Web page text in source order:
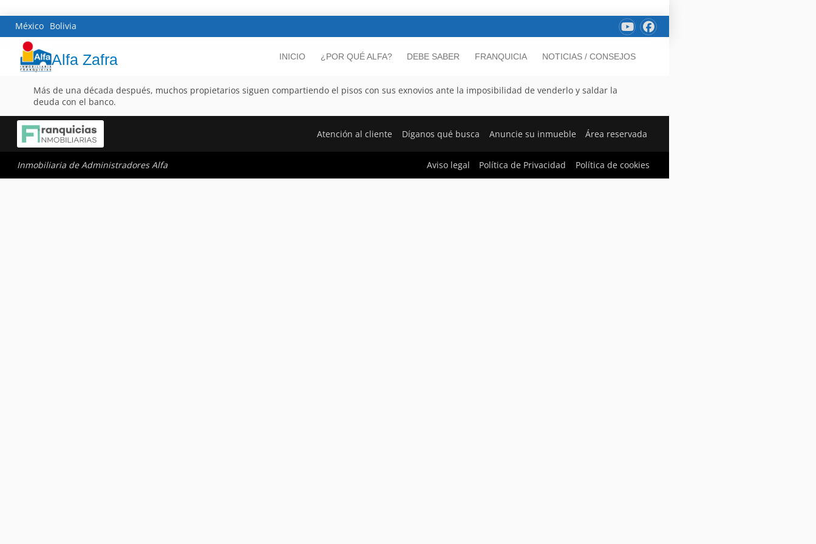
México Bolivia
Alfa Zafra INICIO ¿POR QUÉ ALFA? DEBE SABER FRANQUICIA NOTICIAS / CONSEJOS
Más de una década después, muchos propietarios siguen compartiendo el pisos con sus exnovios ante la imposibilidad de venderlo y saldar la
deuda con el banco.
Atención al cliente Díganos qué busca Anuncie su inmueble Área reservada
Inmobiliaria de Administradores Alfa Aviso legal Política de Privacidad Política de cookies